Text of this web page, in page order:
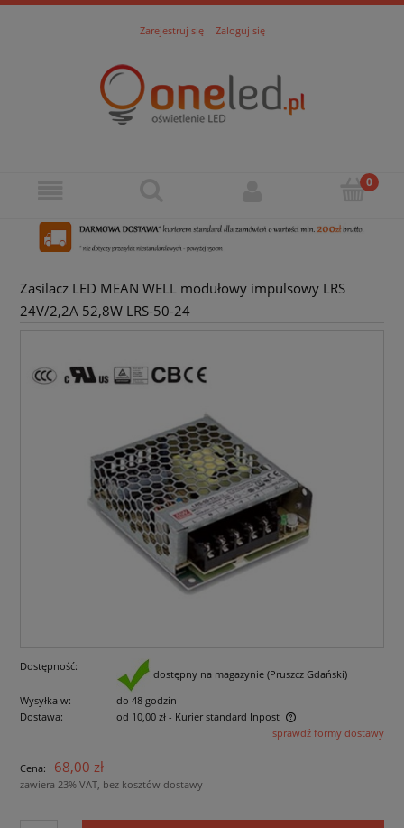
Zarejestruj się Zaloguj się
Zasilacz LED MEAN WELL modułowy impulsowy LRS
24V/2,2A 52,8W LRS-50-24
Dostępność:
dostępny na magazynie (Pruszcz Gdański)
Wysyłka w:
do 48 godzin
Dostawa:
od 10,00 zł - Kurier standard Inpost
Cena nie zawiera ewentualnych kosztów płatnościsprawdź formy dostawy
Cena: 68,00 zł
zawiera 23% VAT, bez kosztów dostawy